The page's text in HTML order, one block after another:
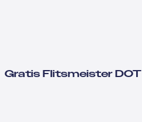
Gratis Flitsmeister DOT